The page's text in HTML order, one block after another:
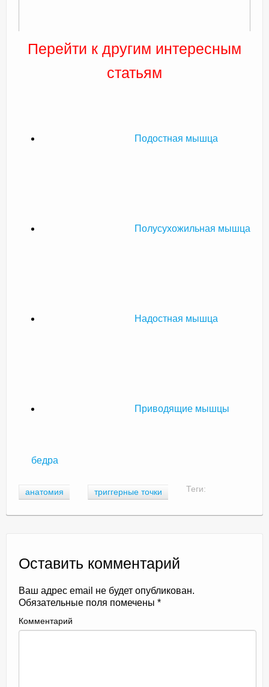
Перейти к другим интересным
статьям
Подостная мышца
Полусухожильная мышца
Надостная мышца
Приводящие мышцы
бедра
Теги:
анатомия триггерные точки
Оставить комментарий
Ваш адрес email не будет опубликован.
Обязательные поля помечены *
Комментарий